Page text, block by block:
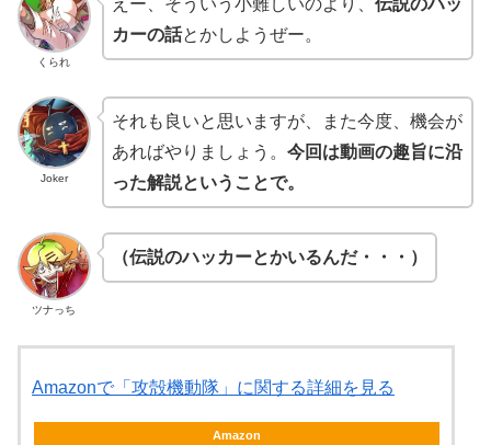
くられ
えー、そういう小難しいのより、 伝説のハッ
カーの話とかしようぜー。
Joker
それも良いと思いますが、また今度、機会が
あればやりましょう。 今回は動画の趣旨に沿
った解説ということで。
ツナっち
（伝説のハッカーとかいるんだ・・・）
Amazonで「攻殻機動隊」に関する詳細を見る
Amazon